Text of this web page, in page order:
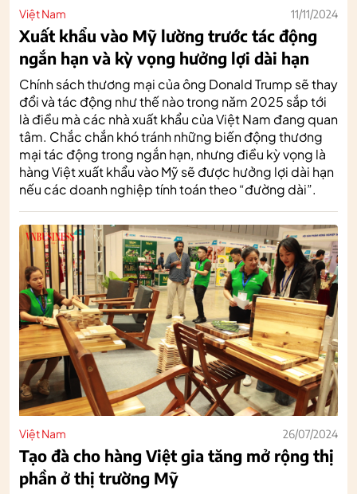
Việt Nam 11/11/2024
Xuất khẩu vào Mỹ lường trước tác động
ngắn hạn và kỳ vọng hưởng lợi dài hạn
Chính sách thương mại của ông Donald Trump sẽ thay
đổi và tác động như thế nào trong năm 2025 sắp tới
là điều mà các nhà xuất khẩu của Việt Nam đang quan
tâm. Chắc chắn khó tránh những biến động thương
mại tác động trong ngắn hạn, nhưng điều kỳ vọng là
hàng Việt xuất khẩu vào Mỹ sẽ được hưởng lợi dài hạn
nếu các doanh nghiệp tính toán theo “đường dài”.
Việt Nam 26/07/2024
Tạo đà cho hàng Việt gia tăng mở rộng thị
phần ở thị trường Mỹ